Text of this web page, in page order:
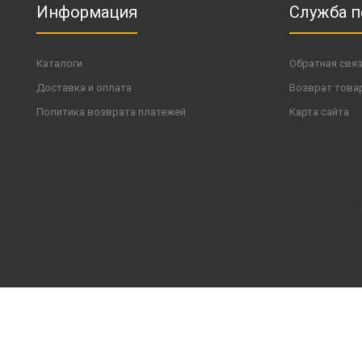
Информация
Каталоги
Доставка и оплата
Политика возврата платежей
Служба
Обратная
Возврат
Карта сайта